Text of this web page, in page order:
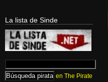
La lista de Sinde
en The Pirate